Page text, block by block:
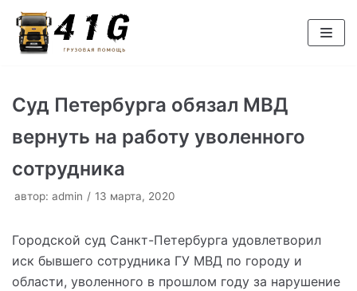
Перейти
к
Суд Петербурга обязал МВД
вернуть на работу уволенного
сотрудника
автор: admin 13 марта, 2020
Городской суд Санкт-Петербурга удовлетворил
иск бывшего сотрудника ГУ МВД по городу и
области, уволенного в прошлом году за нарушение